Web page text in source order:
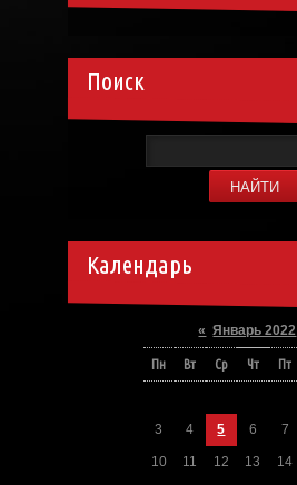
Поиск
Календарь
« Январь 2022
Пн Вт Ср Чт Пт
3 4 5 6 7
10 11 12 13 14